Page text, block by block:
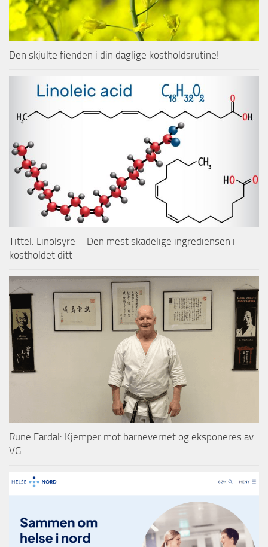
Den skjulte fienden i din daglige kostholdsrutine!
Tittel: Linolsyre – Den mest skadelige ingrediensen i
kostholdet ditt
Rune Fardal: Kjemper mot barnevernet og eksponeres av
VG